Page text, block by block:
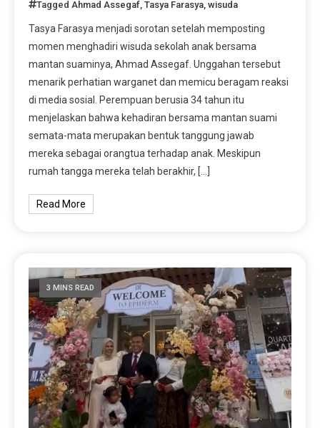
Tagged Ahmad Assegaf ,Tasya Farasya ,wisuda
Tasya Farasya menjadi sorotan setelah memposting
momen menghadiri wisuda sekolah anak bersama
mantan suaminya, Ahmad Assegaf. Unggahan tersebut
menarik perhatian warganet dan memicu beragam reaksi
di media sosial. Perempuan berusia 34 tahun itu
menjelaskan bahwa kehadiran bersama mantan suami
semata-mata merupakan bentuk tanggung jawab
mereka sebagai orangtua terhadap anak. Meskipun
rumah tangga mereka telah berakhir, […]
Read More
3 MINS READ